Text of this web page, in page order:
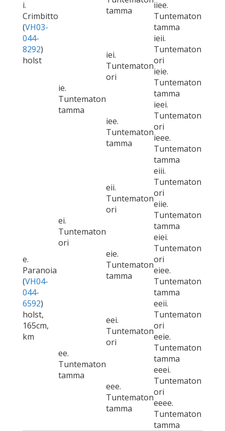
i.
Crimbitto
(VH03-
044-
8292)
holst
tamma
iiee.
Tuntematon
tamma
ie.
Tuntematon
tamma
iei.
Tuntematon
ori
ieii.
Tuntematon
ori
ieie.
Tuntematon
tamma
iee.
Tuntematon
tamma
ieei.
Tuntematon
ori
ieee.
Tuntematon
tamma
e.
Paranoia
(VH04-
044-
6592)
holst,
165cm,
km
ei.
Tuntematon
ori
eii.
Tuntematon
ori
eiii.
Tuntematon
ori
eiie.
Tuntematon
tamma
eie.
Tuntematon
tamma
eiei.
Tuntematon
ori
eiee.
Tuntematon
tamma
ee.
Tuntematon
tamma
eei.
Tuntematon
ori
eeii.
Tuntematon
ori
eeie.
Tuntematon
tamma
eee.
Tuntematon
tamma
eeei.
Tuntematon
ori
eeee.
Tuntematon
tamma